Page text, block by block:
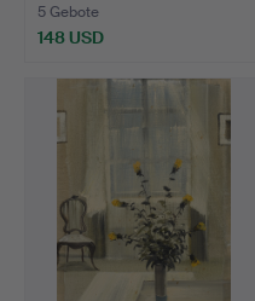
5 Gebote
148 USD